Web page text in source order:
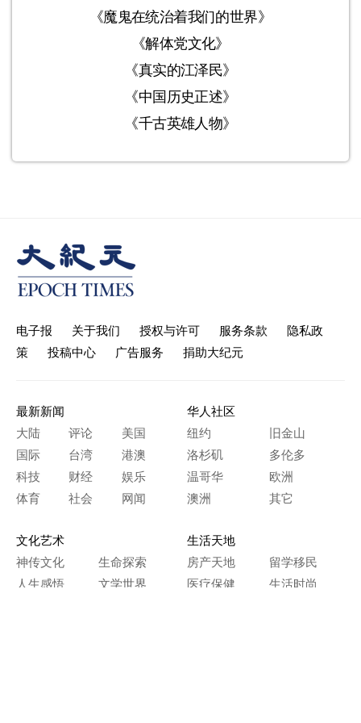
《魔鬼在统治着我们的世界》
《解体党文化》
《真实的江泽民》
《中国历史正述》
《千古英雄人物》
电子报 关于我们 授权与许可 服务条款
隐私政
策
投稿中心 广告服务 捐助大纪元
最新新闻
大陆
评论
美国
国际
台湾
港澳
科技
财经
娱乐
体育
社会 网闻
华人社区
纽约
旧金山
洛杉矶
多伦多
温哥华
欧洲
澳洲
其它
文化艺术
神传文化
生命探索
人生感悟
文学世界
生活天地
房产天地
留学移民
医疗保健
生活时尚